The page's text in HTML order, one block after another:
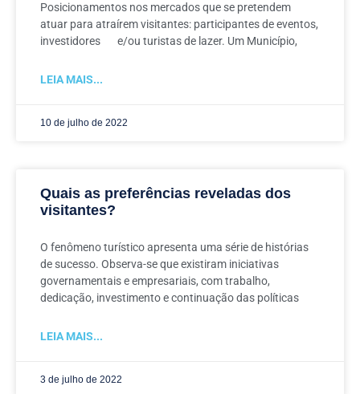
Posicionamentos nos mercados que se pretendem
atuar para atraírem visitantes: participantes de eventos,
investidores e/ou turistas de lazer. Um Município,
LEIA MAIS...
10 de julho de 2022
Quais as preferências reveladas dos
visitantes?
O fenômeno turístico apresenta uma série de histórias
de sucesso. Observa-se que existiram iniciativas
governamentais e empresariais, com trabalho,
dedicação, investimento e continuação das políticas
LEIA MAIS...
3 de julho de 2022